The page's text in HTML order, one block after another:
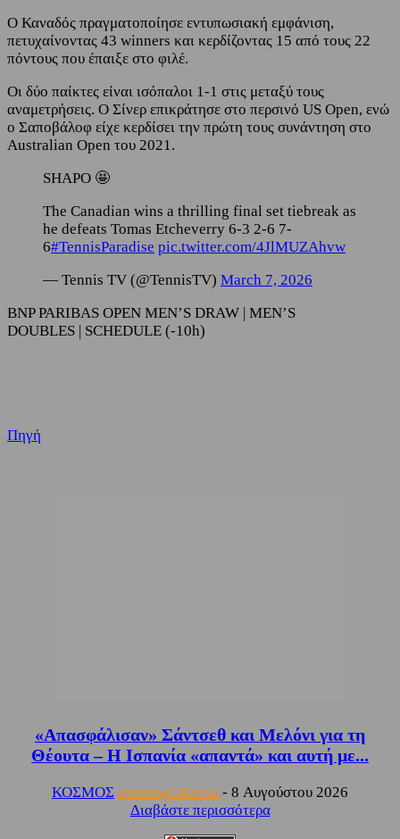
Ο Καναδός πραγματοποίησε εντυπωσιακή εμφάνιση,
πετυχαίνοντας 43 winners και κερδίζοντας 15 από τους 22
πόντους που έπαιξε στο φιλέ.
Οι δύο παίκτες είναι ισόπαλοι 1-1 στις μεταξύ τους
αναμετρήσεις. Ο Σίνερ επικράτησε στο περσινό US Open, ενώ
ο Σαποβάλοφ είχε κερδίσει την πρώτη τους συνάντηση στο
Australian Open του 2021.
SHAPO 🤩
The Canadian wins a thrilling final set tiebreak as
he defeats Tomas Etcheverry 6-3 2-6 7-
6#TennisParadise pic.twitter.com/4JlMUZAhvw
— Tennis TV (@TennisTV) March 7, 2026
BNP PARIBAS OPEN MEN’S DRAW | MEN’S
DOUBLES | SCHEDULE (-10h)
Πηγή
«Απασφάλισαν» Σάντσεθ και Μελόνι για τη
Θέουτα – Η Ισπανία «απαντά» και αυτή με...
ΚΟΣΜΟΣ sporting24news - 8 Αυγούστου 2026
Διαβάστε περισσότερα